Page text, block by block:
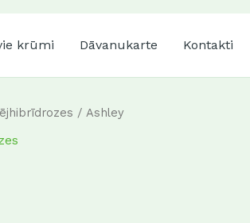
krūmi Dāvanukarte Kontakti
/ Ashley